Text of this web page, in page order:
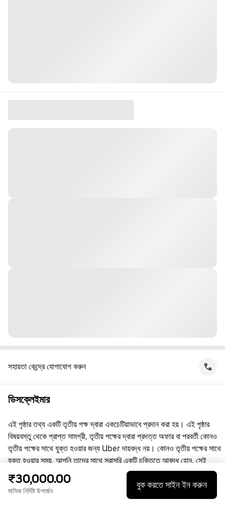
সহায়তা কেন্দ্রে যোগাযোগ করুন
ডিসক্লেইমার
এই পৃষ্ঠার তথ্য একটি তৃতীয় পক্ষ দ্বারা একচেটিয়াভাবে প্রদান করা হয়। এই পৃষ্ঠার
বিষয়বস্তু থেকে প্রাপ্ত সামগ্রী, তৃতীয় পক্ষের দ্বারা প্রদত্ত অফার বা পরবর্তী কোনও
তৃতীয় পক্ষের সাথে যুক্ত হওয়ার জন্য Uber দায়বদ্ধ নয়। কোনও তৃতীয় পক্ষের সাথে
যুক্ত হওয়ার সময়, আপনি তাদের সাথে সরাসরি একটি চুক্তিতে আবদ্ধ হোন, সেই
চুক্তিতে Uber কোনো পক্ষ নয়। প্রশ্নের জন্য, অনুগ্রহ করে সরাসরি তৃতীয় পক্ষের
সাথে যোগাযোগ করুন।
₹30,000.00
মাসিক নির্দিষ্ট উপার্জন
বুক করতে সাইন ইন করুন